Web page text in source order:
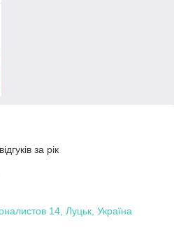
за рік
14, Луцьк, Україна